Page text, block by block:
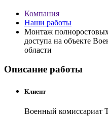
Компания
Наши работы
Монтаж
доступа на объекте
области
Описание работы
Клиент
Военный комиссариат